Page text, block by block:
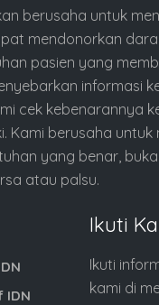
berusaha untuk
mendonorkan
pasien yang
informasi
cek kebenarannya
Kami berusaha
yang benar,
atau palsu.
IDN
Ikuti
Ikuti
kami di